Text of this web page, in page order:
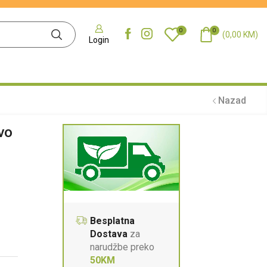
Login
0 0 (0,00 KM)
Nazad
Besplatna
Dostavaza
narudžbe preko
50KM